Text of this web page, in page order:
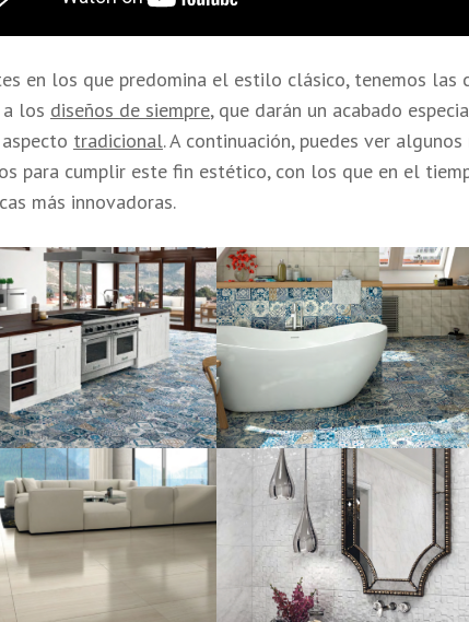
en los que predomina el estilo clásico, tenemos las
los diseños de siempre, que darán un acabado
tradicional. A continuación, puedes ver
para cumplir este fin estético, con los que en el
más innovadoras.